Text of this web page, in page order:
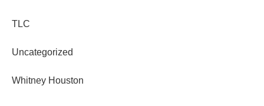
TLC
Uncategorized
Whitney Houston